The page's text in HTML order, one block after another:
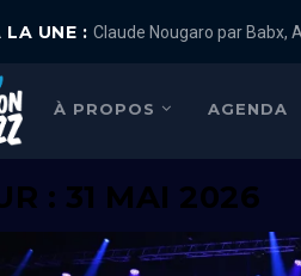
LA UNE : Claude Nougaro par Babx,
À PROPOS AGENDA
: 31 MAI 2026